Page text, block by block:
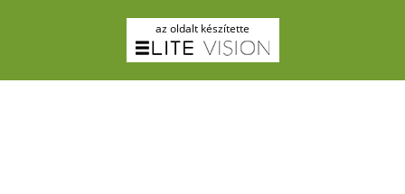
az oldalt készítette